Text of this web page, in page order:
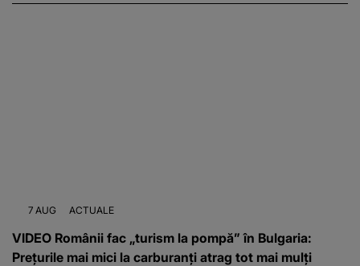
7 AUG ACTUALE
VIDEO Românii fac „turism la pompă” în Bulgaria:
Prețurile mai mici la carburanți atrag tot mai mulți